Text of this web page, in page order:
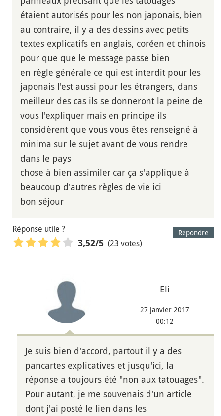
étaient autorisés pour les non japonais, bien
au contraire, il y a des dessins avec petits
textes explicatifs en anglais, coréen et chinois
pour que que le message passe bien
en règle générale ce qui est interdit pour les
japonais l'est aussi pour les étrangers, dans
meilleur des cas ils se donneront la peine de
vous l'expliquer mais en principe ils
considèrent que vous vous êtes renseigné à
minima sur le sujet avant de vous rendre
dans le pays
chose à bien assimiler car ça s'applique à
beaucoup d'autres règles de vie ici
bon séjour
Répondre
Réponse utile ?
3,52/5 (23 votes)
Eli
27 janvier 2017
00:12
Je suis bien d'accord, partout il y a des
pancartes explicatives et jusqu'ici, la
réponse a toujours été "non aux tatouages".
Pour autant, je me souvenais d'un article
dont j'ai posté le lien dans les